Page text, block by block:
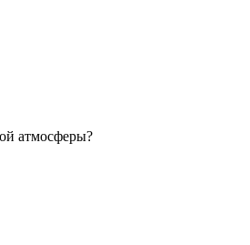
атмосферы?